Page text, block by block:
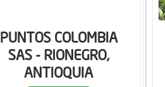
PUNTOS COLOMBIA
SAS - RIONEGRO,
ANTIOQUIA